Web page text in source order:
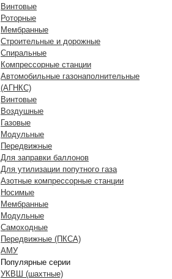
Винтовые
Роторные
Мембранные
Строительные и дорожные
Спиральные
Компрессорные станции
Автомобильные газонаполнительные
(АГНКС)
Винтовые
Воздушные
Газовые
Модульные
Передвижные
Для заправки баллонов
Для утилизации попутного газа
Азотные компрессорные станции
Носимые
Мембранные
Модульные
Самоходные
Передвижные (ПКСА)
АМУ
Популярные серии
УКВШ (шахтные)